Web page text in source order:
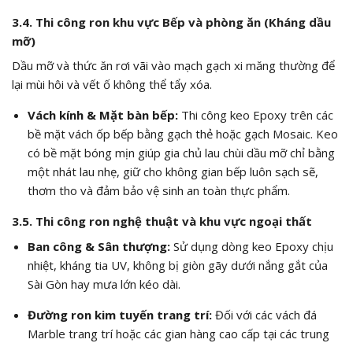
3.4. Thi công ron khu vực Bếp và phòng ăn (Kháng dầu
mỡ)
Dầu mỡ và thức ăn rơi vãi vào mạch gạch xi măng thường để
lại mùi hôi và vết ố không thể tẩy xóa.
Vách kính & Mặt bàn bếp:Thi công keo Epoxy trên các
bề mặt vách ốp bếp bằng gạch thẻ hoặc gạch Mosaic. Keo
có bề mặt bóng mịn giúp gia chủ lau chùi dầu mỡ chỉ bằng
một nhát lau nhẹ, giữ cho không gian bếp luôn sạch sẽ,
thơm tho và đảm bảo vệ sinh an toàn thực phẩm.
3.5. Thi công ron nghệ thuật và khu vực ngoại thất
Ban công & Sân thượng:Sử dụng dòng keo Epoxy chịu
nhiệt, kháng tia UV, không bị giòn gãy dưới nắng gắt của
Sài Gòn hay mưa lớn kéo dài.
Đường ron kim tuyến trang trí:Đối với các vách đá
Marble trang trí hoặc các gian hàng cao cấp tại các trung